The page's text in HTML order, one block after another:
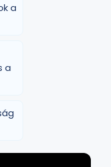
a
a